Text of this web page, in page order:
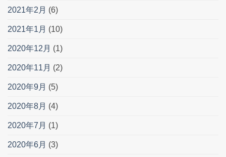
2021年2月 (6)
2021年1月 (10)
2020年12月 (1)
2020年11月 (2)
2020年9月 (5)
2020年8月 (4)
2020年7月 (1)
2020年6月 (3)